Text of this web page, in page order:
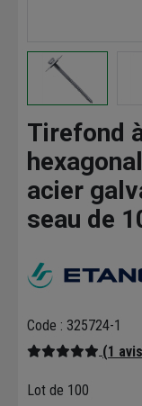
Tirefond
acier
seau de
Code : 325724-1
(1
Lot de 100